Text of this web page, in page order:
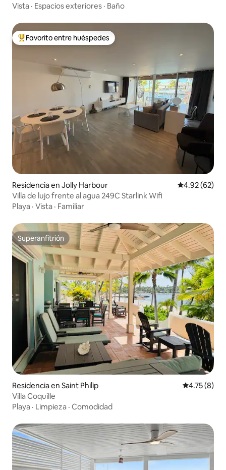
Vista · Espacios exteriores · Baño
De los mejores en Favorito entre huéspedes
Favorito entre huéspedes
Residencia en Jolly Harbour Calificación
4.92 (62)
Villa de lujo frente al agua 249C Starlink Wifi
Playa · Vista · Familiar
Superanfitrión
Superanfitrión
Residencia en Saint Philip Calificación
4.75 (8)
Villa Coquille
Playa · Limpieza · Comodidad